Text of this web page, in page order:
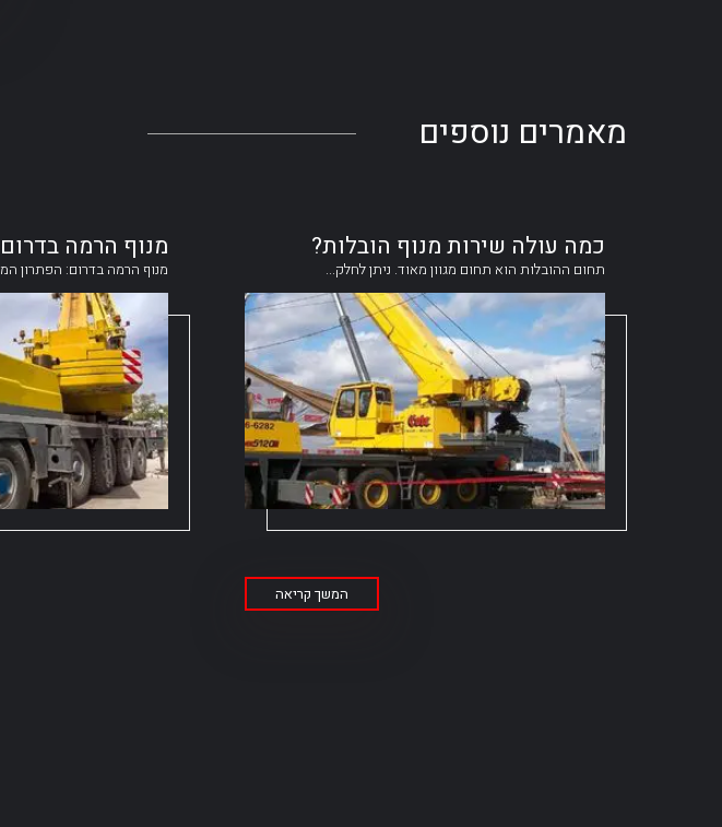
מאמרים נוספים
כמה עולה שירות מנוף הובלות?
תחום ההובלות הוא תחום מגוון מאוד. ניתן לחלק...
המשך קריאה
מנוף הרמה בדרום
מנוף הרמה בדרום: הפתרון